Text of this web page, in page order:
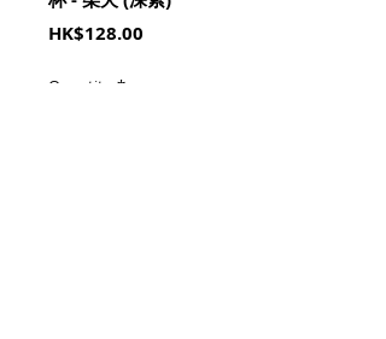
HK$128.00
Quantity *